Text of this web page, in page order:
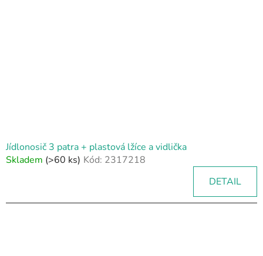
Jídlonosič 3 patra + plastová lžíce a vidlička
Skladem (>60 ks) Kód: 2317218
DETAIL